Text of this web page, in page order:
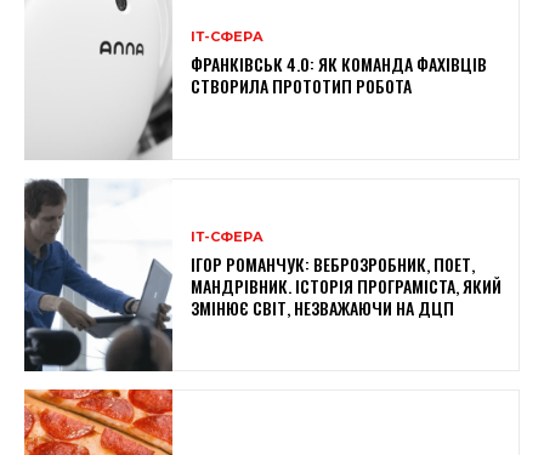
ІТ-СФЕРА
ФРАНКІВСЬК 4.0: ЯК КОМАНДА ФАХІВЦІВ
СТВОРИЛА ПРОТОТИП РОБОТА
ІТ-СФЕРА
ІГОР РОМАНЧУК: ВЕБРОЗРОБНИК, ПОЕТ,
МАНДРІВНИК. ІСТОРІЯ ПРОГРАМІСТА, ЯКИЙ
ЗМІНЮЄ СВІТ, НЕЗВАЖАЮЧИ НА ДЦП